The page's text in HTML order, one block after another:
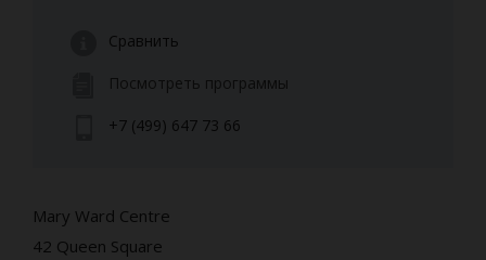
Сравнить
Посмотреть программы
+7 (499) 647 73 66
Mary Ward Centre
42 Queen Square